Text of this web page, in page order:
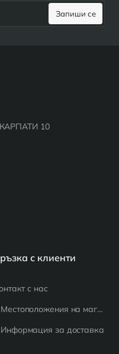
Запиши се
10
с клиенти
с нас
Местоположения на магазина
Информация за доставка